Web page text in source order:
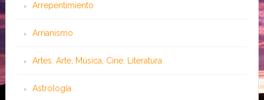
Arrepentimiento
Arrianismo
Artes: Arte, Música, Cine, Literatura
Astrología